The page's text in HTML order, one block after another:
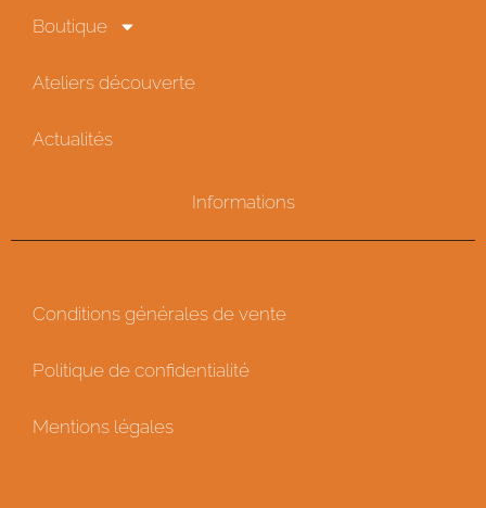
Boutique
Ateliers découverte
Actualités
Informations
Conditions générales de vente
Politique de confidentialité
Mentions légales